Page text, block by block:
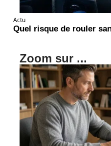
Actu
Quel risque de rouler
Zoom sur ...